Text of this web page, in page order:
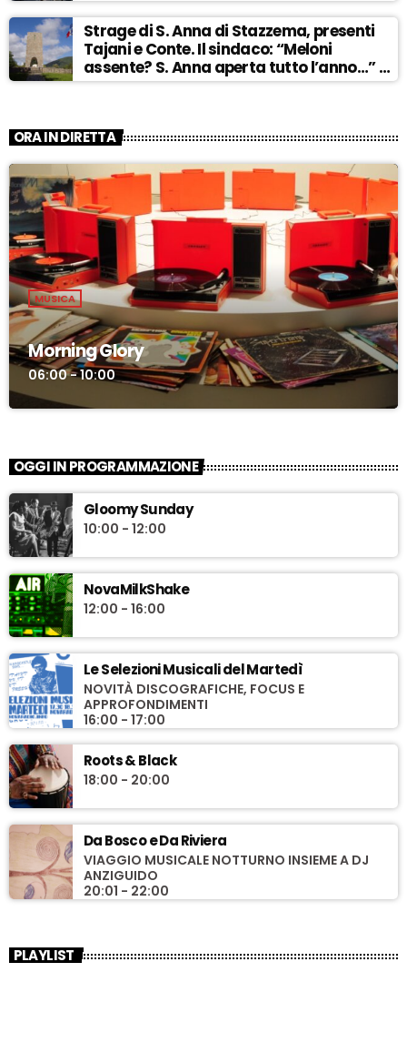
Strage di S. Anna di Stazzema, presenti
Tajani e Conte. Il sindaco: “Meloni
assente? S. Anna aperta tutto l’anno…” –
ASCOLTA
ORA IN DIRETTA
MUSICA
Morning Glory
06:00 - 10:00
OGGI IN PROGRAMMAZIONE
Gloomy Sunday
10:00 - 12:00
NovaMilkShake
12:00 - 16:00
Le Selezioni Musicali del Martedì
NOVITÀ DISCOGRAFICHE, FOCUS E
APPROFONDIMENTI
16:00 - 17:00
Roots & Black
18:00 - 20:00
Da Bosco e Da Riviera
VIAGGIO MUSICALE NOTTURNO INSIEME A DJ
ANZIGUIDO
20:01 - 22:00
PLAYLIST